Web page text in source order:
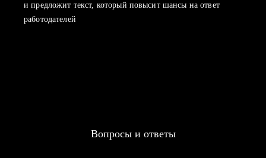
и предложит текст, который повысит шансы на ответ
работодателей
Вопросы и ответы